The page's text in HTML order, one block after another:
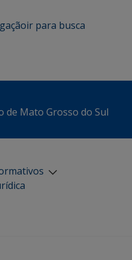
ir para busca
de Mato Grosso do Sul